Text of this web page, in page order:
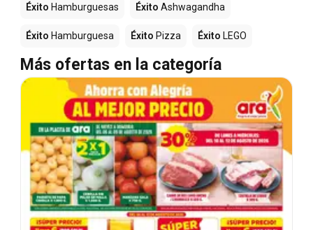
Éxito Hamburguesas Éxito Ashwagandha
Éxito Hamburguesa Éxito Pizza Éxito LEGO
Más ofertas en la categoría